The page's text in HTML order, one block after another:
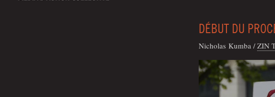
DÉBUT DU
Nicho­las Kumba/ ZIN